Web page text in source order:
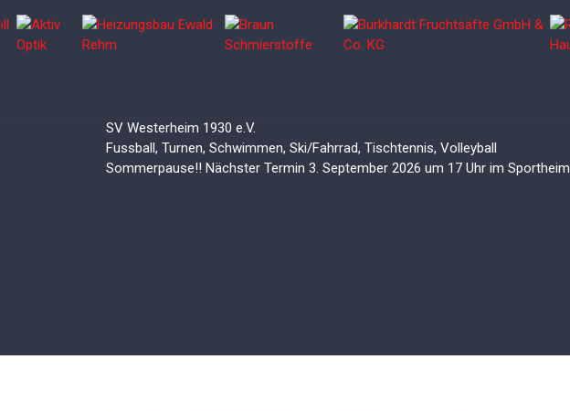
SV Westerheim 1930 e.V.
Fussball, Turnen, Schwimmen, Ski/Fahrrad, Tischtennis, Volleyball
Sommerpause!! Nächster Termin 3. September 2026 um 17 Uhr im Sportheim